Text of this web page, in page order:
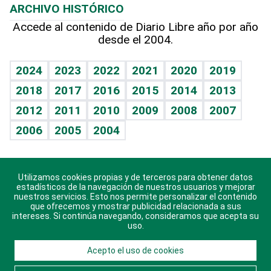
Hablando con el pediatra
Vida y familia
Eñe
Celebrando la vida
Sin complejos
En pocas palabras
Escuchando al corazón
Economía Personal
Línea de hit
TBT Deportivo
Más firmas
Hecho en casa
Guía del dinero
Cumpleaños
Horóscopos
Crucigramas
ARCHIVO HISTÓRICO
Accede al contenido de Diario Libre año por año
desde el 2004.
2024 2023 2022 2021 2020
2019
2018
2017 2016 2015 2014
2013
2012
2011 2010 2009 2008
2007
2006
2005 2004
Descarga nuestras aplicaciones para Android, iOS y
sistema Huawei.
© 2021 Diario Libre, todos los derechos reservados.
Utilizamos cookies propias y de terceros para obtener datos
estadísticos de la navegación de nuestros usuarios y mejorar
nuestros servicios. Esto nos permite personalizar el contenido
que ofrecemos y mostrar publicidad relacionada a sus
intereses. Si continúa navegando, consideramos que acepta su
uso.
Acepto el uso de cookies